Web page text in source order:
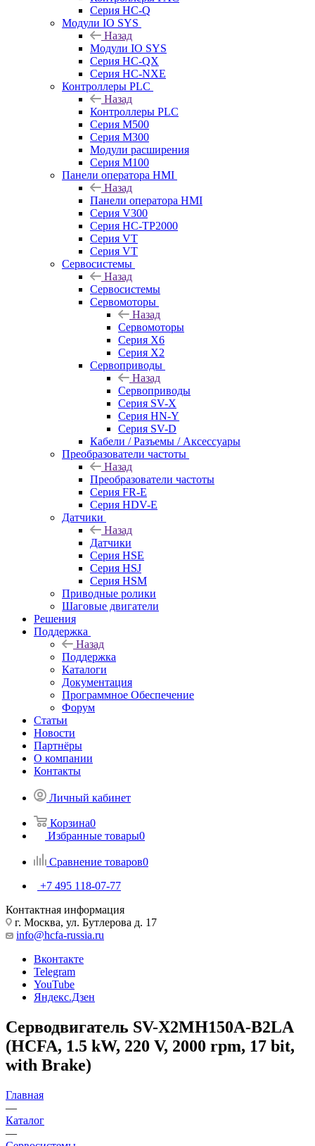
Серия HC-Q
Модули IO SYS
Назад
Модули IO SYS
Серия HC-QX
Серия HC-NXE
Контроллеры PLC
Назад
Контроллеры PLC
Серия M500
Серия M300
Модули расширения
Серия M100
Панели оператора HMI
Назад
Панели оператора HMI
Серия V300
Серия HC-TP2000
Серия VT
Серия VT
Сервосистемы
Назад
Сервосистемы
Сервомоторы
Назад
Сервомоторы
Серия X6
Серия X2
Сервоприводы
Назад
Сервоприводы
Серия SV-X
Серия HN-Y
Серия SV-D
Кабели / Разъемы / Аксессуары
Преобразователи частоты
Назад
Преобразователи частоты
Серия FR-E
Серия HDV-E
Датчики
Назад
Датчики
Серия HSE
Серия HSJ
Серия HSM
Приводные ролики
Шаговые двигатели
Решения
Поддержка
Назад
Поддержка
Каталоги
Документация
Программное Обеспечение
Форум
Статьи
Новости
Партнёры
О компании
Контакты
Личный кабинет
Корзина0
Избранные товары0
Сравнение товаров0
+7 495 118-07-77
Контактная информация
г. Москва, ул. Бутлерова д. 17
info@hcfa-russia.ru
Вконтакте
Telegram
YouTube
Яндекс.Дзен
Серводвигатель SV-X2MH150A-B2LA
(HCFA, 1.5 kW, 220 V, 2000 rpm, 17 bit,
with Brake)
Главная
—
Каталог
—